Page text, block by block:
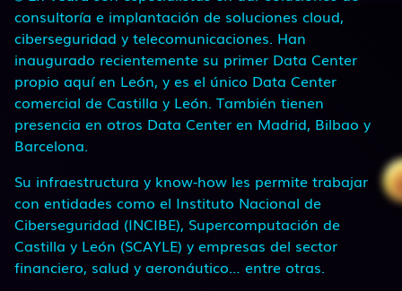
consultoría e implantación de soluciones cloud,
ciberseguridad y telecomunicaciones. Han
inaugurado recientemente su primer Data Center
propio aquí en León, y es el único Data Center
comercial de Castilla y León. También tienen
presencia en otros Data Center en Madrid, Bilbao y
Barcelona.
Su infraestructura y know-how les permite trabajar
con entidades como el Instituto Nacional de
Ciberseguridad (INCIBE), Supercomputación de
Castilla y León (SCAYLE) y empresas del sector
financiero, salud y aeronáutico… entre otras.